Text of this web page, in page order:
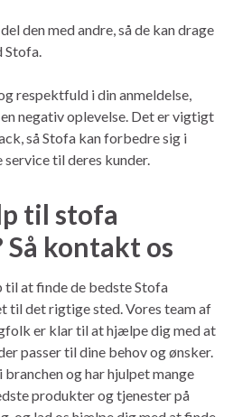
den med andre, så de kan drage
respektfuld i din anmeldelse,
negativ oplevelse. Det er vigtigt
så Stofa kan forbedre sig i
til deres kunder.
til stofa
Så kontakt os
at finde de bedste Stofa
til det rigtige sted. Vores team af
er klar til at hjælpe dig med at
passer til dine behov og ønsker.
og har hjulpet mange
produkter og tjenester på